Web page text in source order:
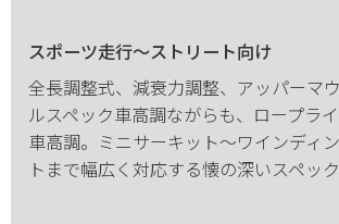
スポーツ走行～ストリート向け
全長調整式、減衰力調整、アッパーマ
ルスペック車高調ながらも、ロープラ
車高調。ミニサーキット～ワインディ
トまで幅広く対応する懐の深いスペック